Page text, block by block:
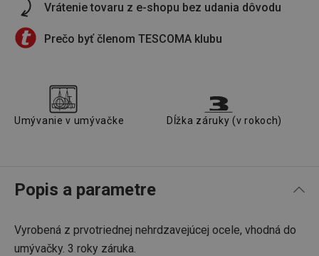
Vrátenie tovaru z e-shopu bez udania dôvodu
Prečo byť členom TESCOMA klubu
Umývanie v umývačke Dĺžka záruky (v rokoch)
Popis a parametre
Vyrobená z prvotriednej nehrdzavejúcej ocele, vhodná do
umývačky. 3 roky záruka.